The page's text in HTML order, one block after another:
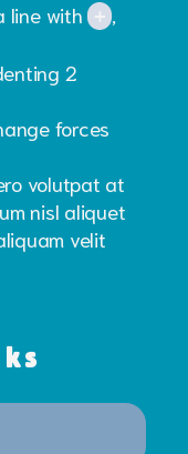
line with + ,
2
forces
volutpat at
nisl aliquet
velit